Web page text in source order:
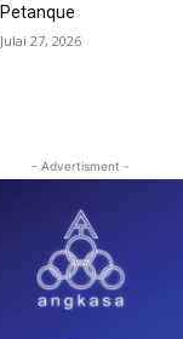
Petanque
Julai 27, 2026
- Advertisment -